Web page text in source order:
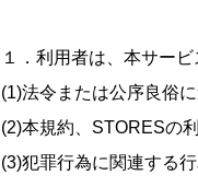
１．利用者は、本サー
(1)法令または公序良俗
(2)本規約、STORESの
(3)犯罪行為に関連する